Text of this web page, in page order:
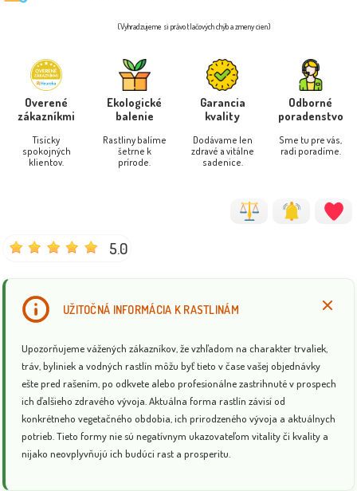
(Vyhradzujeme si právo tlačových chýb a zmeny cien)
Overené
zákazníkmi
Tisícky
spokojných
klientov.
Ekologické
balenie
Rastliny balíme
šetrne k
prírode.
Garancia
kvality
Dodávame len
zdravé a vitálne
sadenice.
Odborné
poradenstvo
Sme tu pre vás,
radi poradíme.
5.0
UŽITOČNÁ INFORMÁCIA K RASTLINÁM
Upozorňujeme vážených zákazníkov, že vzhľadom na charakter trvaliek,
tráv, byliniek a vodných rastlín môžu byť tieto v čase vašej objednávky
ešte pred rašením, po odkvete alebo profesionálne zastrihnuté v prospech
ich ďalšieho zdravého vývoja. Aktuálna forma rastlín závisí od
konkrétneho vegetačného obdobia, ich prirodzeného vývoja a aktuálnych
potrieb. Tieto formy nie sú negatívnym ukazovateľom vitality či kvality a
nijako neovplyvňujú ich budúci rast a prosperitu.